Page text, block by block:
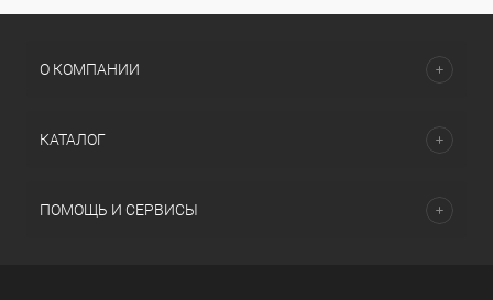
О КОМПАНИИ
КАТАЛОГ
ПОМОЩЬ И СЕРВИСЫ